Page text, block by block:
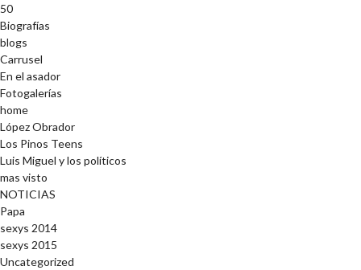
50
Biografías
blogs
Carrusel
En el asador
Fotogalerías
home
López Obrador
Los Pinos Teens
Luis Miguel y los políticos
mas visto
NOTICIAS
Papa
sexys 2014
sexys 2015
Uncategorized